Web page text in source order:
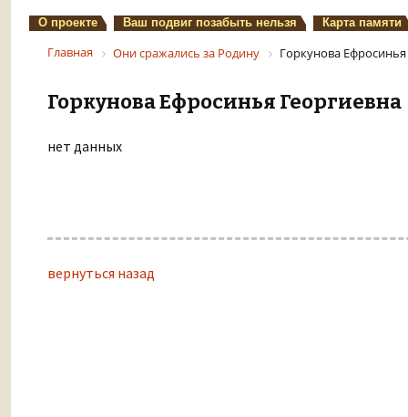
О проекте Ваш подвиг позабыть нельзя Карта памяти
Главная Они сражались за Родину Горкунова
Горкунова Ефросинья Георгиевна
нет данных
вернуться назад